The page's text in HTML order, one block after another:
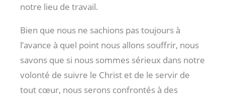
notre lieu de travail.
Bien que nous ne sachions pas toujours à
l’avance à quel point nous allons souffrir, nous
savons que si nous sommes sérieux dans notre
volonté de suivre le Christ et de le servir de
tout cœur, nous serons confrontés à des